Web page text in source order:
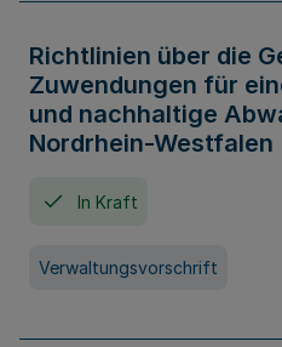
Richtlinien über die
Zuwendungen für
und nachhaltige
Nordrhein-Westfalen
In Kraft
Verwaltungsvorschrift